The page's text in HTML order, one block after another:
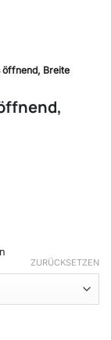
öffnend, Breite
ZURÜCKSETZEN
Menge